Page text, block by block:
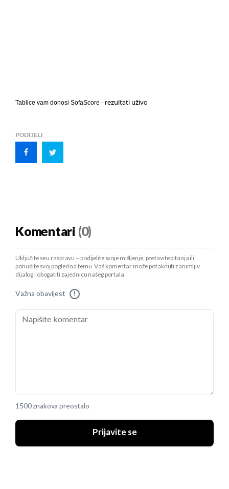
Tablice vam donosi SofaScore - rezultati uživo
PODIJELI
Komentari (0)
Uključite se u raspravu – podijelite svoje mišljenje, postavite pitanja ili
ponudite svoj pogled na temu. Vaš komentar može potaknuti zanimljiv
dijalog i obogatiti zajednicu našeg portala.
Važna obavijest !
1500 znakova preostalo
Prijavite se